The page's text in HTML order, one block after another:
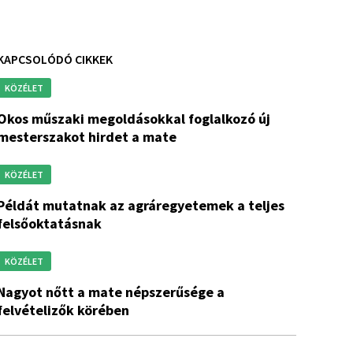
CIKKEK
KÖZÉLET
foglalkozó új
hirdet a mate
KÖZÉLET
a teljes
KÖZÉLET
a
körében